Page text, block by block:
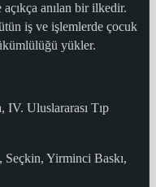
anılan bir ilkedir.
iş ve işlemlerde çocuk
yükler.
IV. Uluslararası Tıp
Yirminci Baskı,